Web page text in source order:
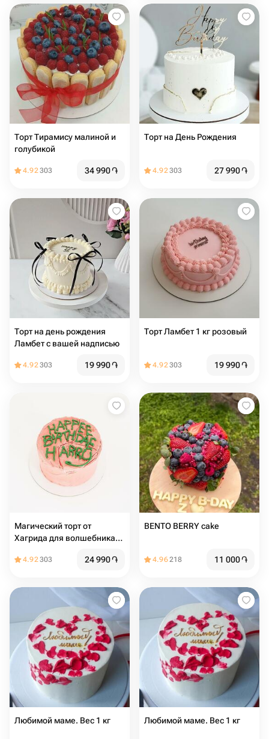
Торт Тирамису малиной и
голубикой
4.92303 34 990֏
Торт на День Рождения
4.92303 27 990֏
Торт на день рождения
Ламбет с вашей надписью
4.92303 19 990֏
Торт Ламбет 1 кг розовый
4.92303 19 990֏
Магический торт от
Хагрида для волшебника
4.92303 24 990֏
BENTO BERRY cake
4.96218 11 000֏
Любимой маме. Вес 1 кг Любимой маме. Вес 1 кг